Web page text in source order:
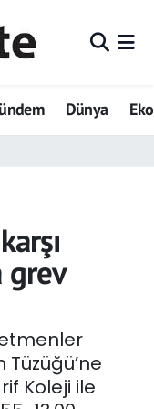
Dünya
grev
Tüzüğü’ne
Koleji ile